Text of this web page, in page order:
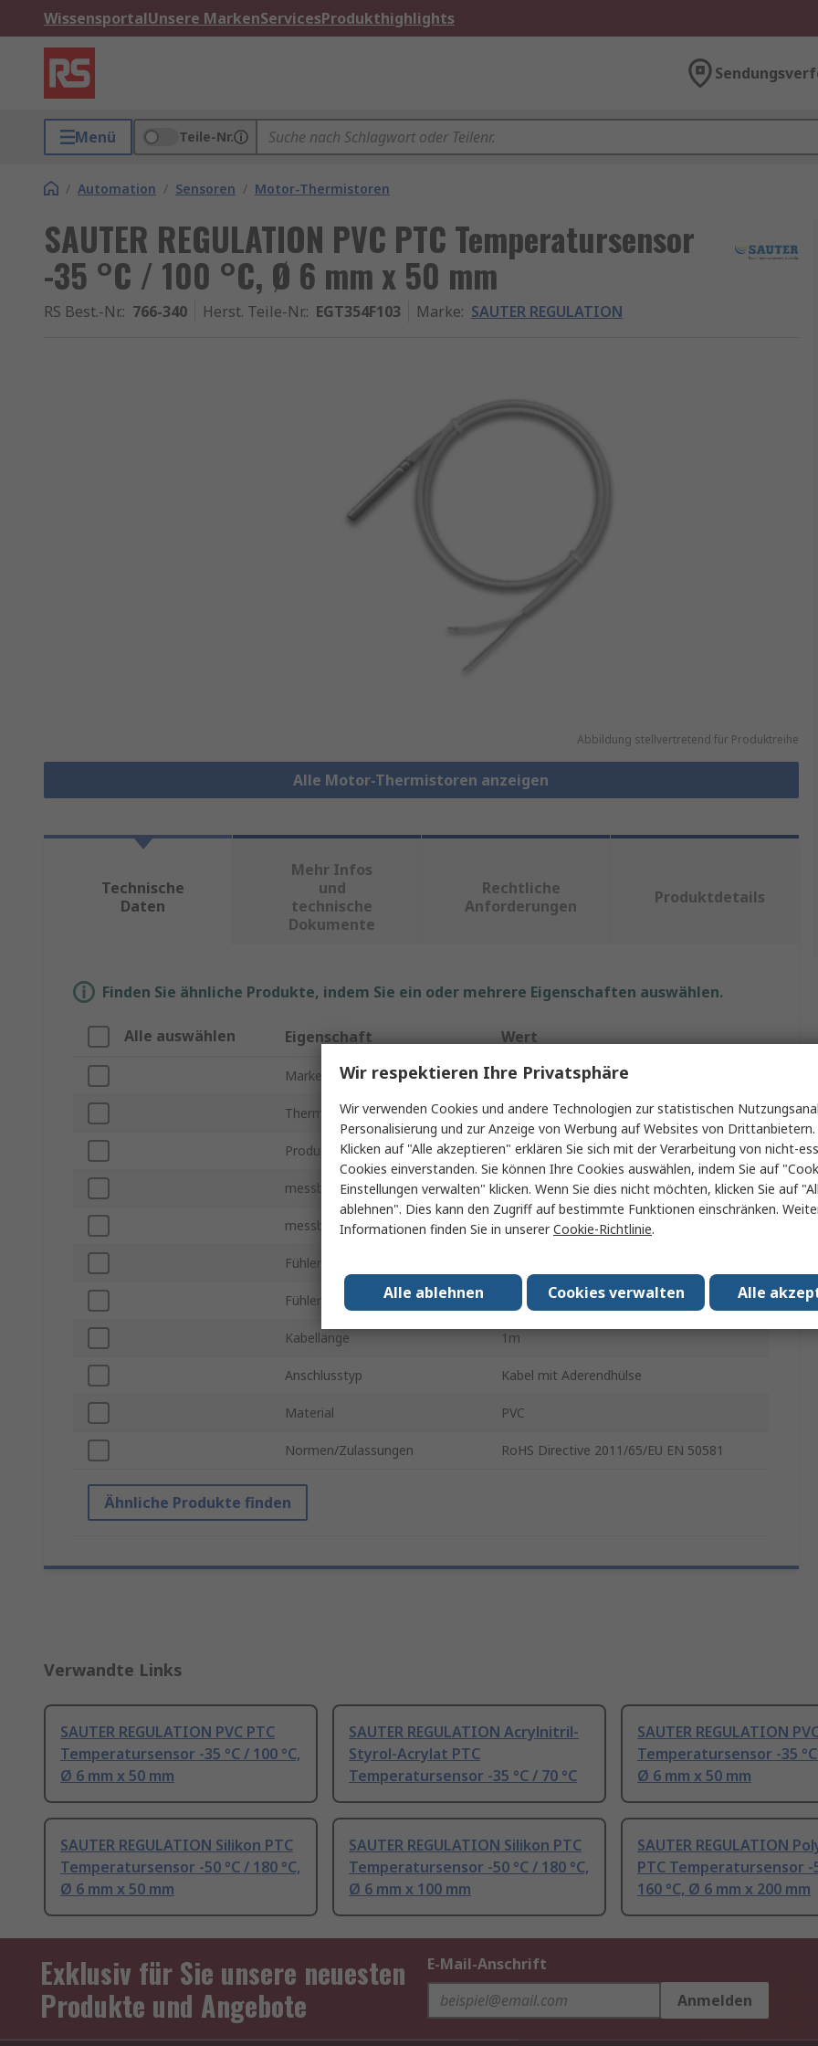
WissensportalUnsere MarkenServicesProdukthighlights
Menü Teile-Nr.
/ Automation / Sensoren / Motor-Thermistoren
SAUTER REGULATION PVC PTC Temperatursensor
-35 °C / 100 °C, Ø 6 mm x 50 mm
RS Best.-Nr.: 766-340 Herst. Teile-Nr.: EGT354F103 Marke: SAUTER REGULATION
Abbildung stellvertretend für Produktreihe
Alle Motor-Thermistoren anzeigen
Technische
Daten
Mehr Infos
und
technische
Dokumente
Rechtliche
Anforderungen
Produktdetails
Finden Sie ähnliche Produkte, indem Sie ein oder mehrere Eigenschaften auswählen.
Alle auswählen Eigenschaft Wert
Marke SAUTER REGULATION
Thermistor Typ PTC
Produkt Typ Temperatursensor
messbare Temperatur min. -35°C
messbare Temperatur max. 100°C
Fühlerdurchmesser
Fühlerlänge 50mm
Kabellänge 1m
Anschlusstyp Kabel mit Aderendhülse
Material PVC
Normen/Zulassungen RoHS Directive 2011/65/EU EN 50581
Ähnliche Produkte finden
Verwandte Links
SAUTER REGULATION PVC PTC
Temperatursensor -35 °C / 100 °C,
Ø 6 mm x 50 mm
SAUTER REGULATION Acrylnitril-
Styrol-Acrylat PTC
Temperatursensor -35 °C / 70 °C
SAUTER REGULATION
Temperatursensor -35 °C
Ø 6 mm x 50 mm
SAUTER REGULATION Silikon PTC
Temperatursensor -50 °C / 180 °C,
Ø 6 mm x 50 mm
SAUTER REGULATION Silikon PTC
Temperatursensor -50 °C / 180 °C,
Ø 6 mm x 100 mm
SAUTER REGULATION
PTC Temperatursensor -
160 °C, Ø 6 mm x 200 mm
Exklusiv für Sie unsere neuesten
Produkte und Angebote
E-Mail-Anschrift
Anmelden
Wir respektieren Ihre Privatsphäre
Wir verwenden Cookies und andere Technologien zur statistischen
Personalisierung und zur Anzeige von Werbung auf Websites von
Klicken auf "Alle akzeptieren" erklären Sie sich mit der Verarbeitung von nicht-
Cookies einverstanden. Sie können Ihre Cookies auswählen, indem Sie auf
Einstellungen verwalten" klicken. Wenn Sie dies nicht möchten, klicken Sie auf
ablehnen". Dies kann den Zugriff auf bestimmte Funktionen einschränken.
Informationen finden Sie in unsererCookie-Richtlinie.
Alle
Cookies verwalten
Alle ablehnen